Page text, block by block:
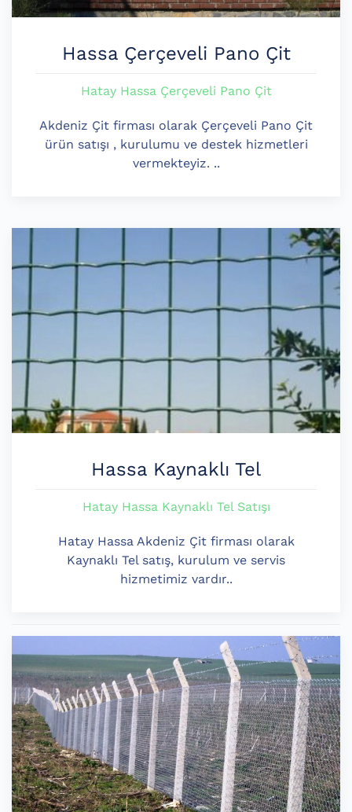
Hassa Çerçeveli Pano Çit
Hatay Hassa Çerçeveli Pano Çit
Akdeniz Çit firması olarak Çerçeveli Pano Çit
ürün satışı , kurulumu ve destek hizmetleri
vermekteyiz. ..
Hassa Kaynaklı Tel
Hatay Hassa Kaynaklı Tel Satışı
Hatay Hassa Akdeniz Çit firması olarak
Kaynaklı Tel satış, kurulum ve servis
hizmetimiz vardır..